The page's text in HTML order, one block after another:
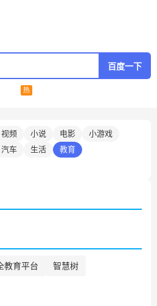
百度一下
热
视频 小说 电影
小游戏
汽车 生活
教育
教育平台 智慧树